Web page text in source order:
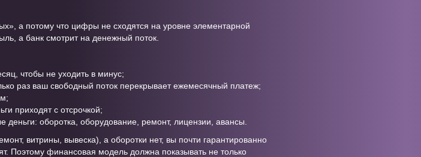
а потому что цифры не сходятся на уровне элементарной
а банк смотрит на денежный поток.
чтобы не уходить в минус;
раз ваш свободный поток перекрывает ежемесячный платеж;
приходят с отсрочкой;
оборотка, оборудование, ремонт, лицензии, авансы.
витрины, вывеска), а оборотки нет, вы почти гарантированно
Поэтому финансовая модель должна показывать не только